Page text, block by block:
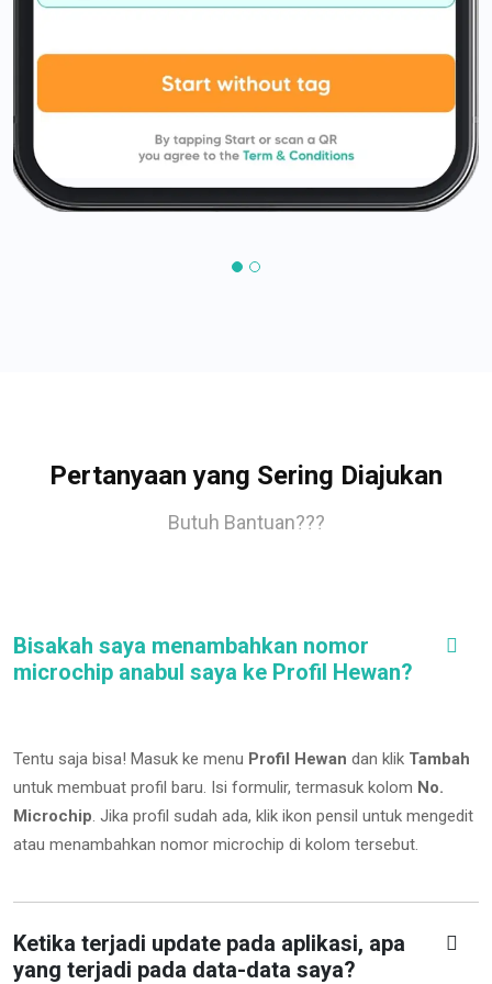
Pertanyaan yang Sering Diajukan
Butuh Bantuan???
Bisakah saya menambahkan nomor
microchip anabul saya ke Profil Hewan?
Tentu saja bisa! Masuk ke menu Profil Hewan dan klik Tambah
untuk membuat profil baru. Isi formulir, termasuk kolom No.
Microchip. Jika profil sudah ada, klik ikon pensil untuk mengedit
atau menambahkan nomor microchip di kolom tersebut.
Ketika terjadi update pada aplikasi, apa
yang terjadi pada data-data saya?